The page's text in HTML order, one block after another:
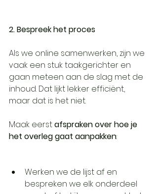
2. Bespreek het proces
Als we online samenwerken, zijn we
vaak een stuk taakgerichter en
gaan meteen aan de slag met de
inhoud. Dat lijkt lekker efficiënt,
maar dat is het niet.
Maak eerst afspraken over hoe je
het overleg gaat aanpakken:
Werken we de lijst af en
bespreken we elk onderdeel